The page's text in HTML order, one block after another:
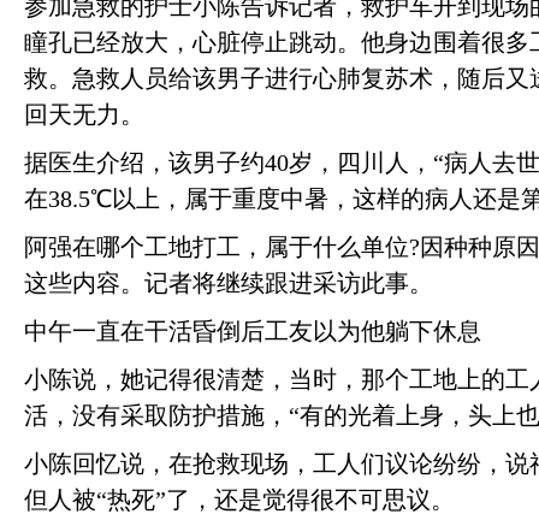
参加急救的护士小陈告诉记者，救护车开到现
瞳孔已经放大，心脏停止跳动。他身边围着很
救。急救人员给该男子进行心肺复苏术，随后
回天无力。
据医生介绍，该男子约40岁，四川人，“病人去
在38.5℃以上，属于重度中暑，这样的病人还是
阿强在哪个工地打工，属于什么单位?因种种原
这些内容。记者将继续跟进采访此事。
中午一直在干活昏倒后工友以为他躺下休息
小陈说，她记得很清楚，当时，那个工地上的
活，没有采取防护措施，“有的光着上身，头上
小陈回忆说，在抢救现场，工人们议论纷纷，
但人被“热死”了，还是觉得很不可思议。